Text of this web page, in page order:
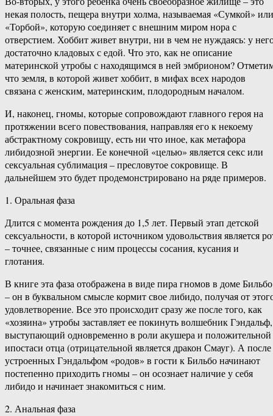
некая полость, пещера внутри холма, называемая «Сумкой» или
«Торбой», которую соединяет с внешним миром нора с
отверстием. Хоббит живет внутри, ни в чем не нуждаясь: у
достаточно кладовых с едой. Что это, как не описание
материнской утробы с находящимся в ней эмбрионом?
что земля, в которой живет хоббит, в мифах всех народов
связана с женским, материнским, плодородным началом.
И, наконец, гномы, которые сопровождают главного героя на
протяжении всего повествования, направляя его к некоему
абстрактному сокровищу, есть ни что иное, как метафора
либидозной энергии. Ее конечной «целью» является секс или
сексуальная сублимация – пресловутое сокровище. В
дальнейшем это будет продемонстрировано на ряде примеров.
1. Оральная фаза
Длится с момента рождения до 1,5 лет. Первый этап детской
сексуальности, в которой источником удовольствия является
– точнее, связанные с ним процессы сосания, кусания и
глотания.
В книге эта фаза отображена в виде пира гномов в доме Бильбо
– он в буквальном смысле кормит свое либидо, получая от
удовлетворение. Все это происходит сразу же после того, как
«хозяина» утробы заставляет ее покинуть волшебник Гэндальф,
выступающий одновременно в роли акушера и положительной
ипостаси отца (отрицательной является дракон Смауг). А после
устроенных Гэндальфом «родов» в гости к Бильбо начинают
постепенно приходить гномы – он осознает наличие у себя
либидо и начинает знакомиться с ним.
2. Анальная фаза